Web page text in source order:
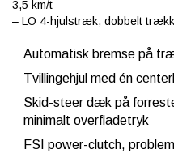
3,5 km/t
– LO 4-hjulstræk, dobbelt
Automatisk bremse på
Tvillingehjul med én
Skid-steer dæk på
minimalt overfladetryk
FSI power-clutch,